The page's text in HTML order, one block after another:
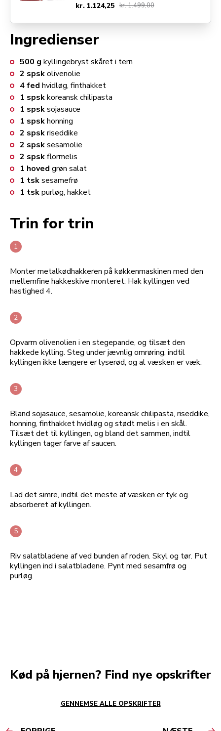
Ingredienser
500 g kyllingebryst skåret i tern
2 spskolivenolie
4fed hvidløg, finthakket
1 spskkoreansk chilipasta
1 spsksojasauce
1 spskhonning
2 spskriseddike
2 spsksesamolie
2 spskflormelis
1 hoved grøn salat
1 tsksesamefrø
1 tskpurløg, hakket
Trin for trin
Monter metalkødhakkeren på køkkenmaskinen med den
mellemfine hakkeskive monteret. Hak kyllingen ved
hastighed 4.
Opvarm olivenolien i en stegepande, og tilsæt den
hakkede kylling. Steg under jævnlig omrøring, indtil
kyllingen ikke længere er lyserød, og al væsken er væk.
Bland sojasauce, sesamolie, koreansk chilipasta, riseddike,
honning, finthakket hvidløg og stødt melis i en skål.
Tilsæt det til kyllingen, og bland det sammen, indtil
kyllingen tager farve af saucen.
Lad det simre, indtil det meste af væsken er tyk og
absorberet af kyllingen.
Riv salatbladene af ved bunden af roden. Skyl og tør. Put
kyllingen ind i salatbladene. Pynt med sesamfrø og
purløg.
kr. 1.124,25 kr. 1.499,00
Kød på hjernen? Find nye opskrifter
GENNEMSE ALLE OPSKRIFTER